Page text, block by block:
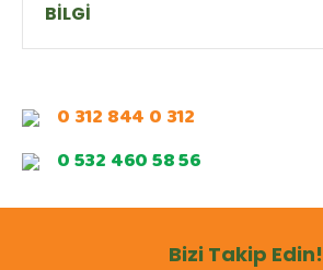
BİLGİ
0 312 844 0 312
0 532 460 58 56
Bizi Takip Edin!